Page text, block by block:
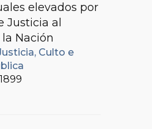
elevados por
Justicia al
Nación
Culto e